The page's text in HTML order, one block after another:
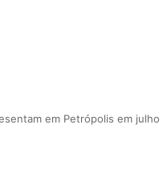
em Petrópolis em julho